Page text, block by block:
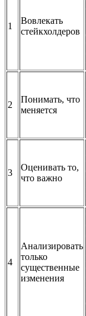
1
Вовлекать
стейкхолдеров
2
Понимать, что
меняется
3
Оценивать то,
что важно
4
Анализировать
только
существенные
изменения